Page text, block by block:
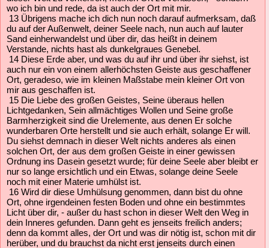
wo ich bin und rede, da ist auch der Ort mit mir.
13 Übrigens mache ich dich nun noch darauf aufmerksam, daß
du auf der Außenwelt, deiner Seele nach, nun auch auf lauter
Sand einherwandelst und über dir, das heißt in deinem
Verstande, nichts hast als dunkelgraues Genebel.
14 Diese Erde aber, und was du auf ihr und über ihr siehst, ist
auch nur ein von einem allerhöchsten Geiste aus geschaffener
Ort, geradeso, wie im kleinen Maßstabe mein kleiner Ort von
mir aus geschaffen ist.
15 Die Liebe des großen Geistes, Seine überaus hellen
Lichtgedanken, Sein allmächtiges Wollen und Seine große
Barmherzigkeit sind die Urelemente, aus denen Er solche
wunderbaren Orte herstellt und sie auch erhält, solange Er will.
Du siehst demnach in dieser Welt nichts anderes als einen
solchen Ort, der aus dem großen Geiste in einer gewissen
Ordnung ins Dasein gesetzt wurde; für deine Seele aber bleibt er
nur so lange ersichtlich und ein Etwas, solange deine Seele
noch mit einer Materie umhülst ist.
16 Wird dir diese Umhülsung genommen, dann bist du ohne
Ort, ohne irgendeinen festen Boden und ohne ein bestimmtes
Licht über dir, - außer du hast schon in dieser Welt den Weg in
dein Inneres gefunden. Dann geht es jenseits freilich anders;
denn da kommt alles, der Ort und was dir nötig ist, schon mit dir
herüber, und du brauchst da nicht erst jenseits durch einen